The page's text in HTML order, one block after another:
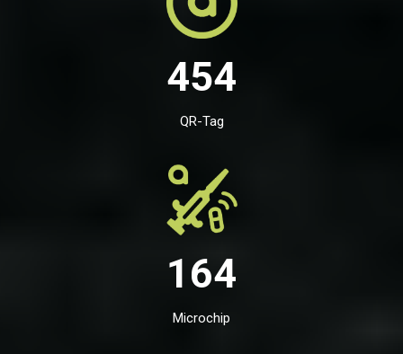
454
QR-Tag
164
Microchip